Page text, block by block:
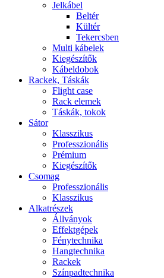
Jelkábel
Beltér
Kültér
Tekercsben
Multi kábelek
Kiegészítők
Kábeldobok
Rackek, Táskák
Flight case
Rack elemek
Táskák, tokok
Sátor
Klasszikus
Professzionális
Prémium
Kiegészítők
Csomag
Professzionális
Klasszikus
Alkatrészek
Állványok
Effektgépek
Fénytechnika
Hangtechnika
Rackek
Színpadtechnika